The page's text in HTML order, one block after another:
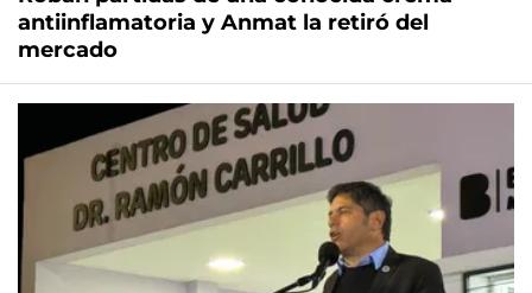
antiinflamatoria y Anmat la retiró del
mercado